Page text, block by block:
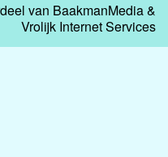
van BaakmanMedia&
Vrolijk Internet Services